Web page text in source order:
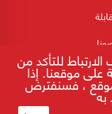
للتأكد من
على موقعنا. إذا
، فسنفترض